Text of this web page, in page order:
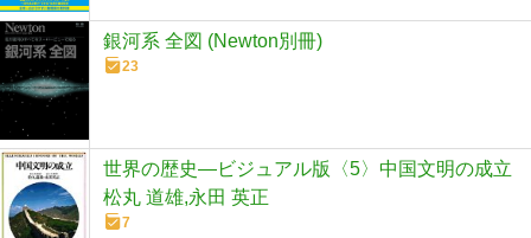
銀河系 全図 (Newton別冊)
23
世界の歴史―ビジュアル版〈5〉中国文明の成立
松丸 道雄,永田 英正
7